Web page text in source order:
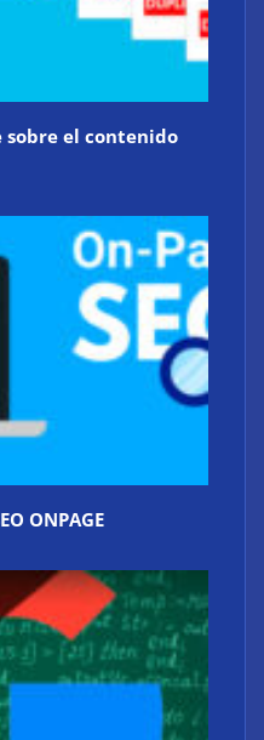
el contenido
ONPAGE